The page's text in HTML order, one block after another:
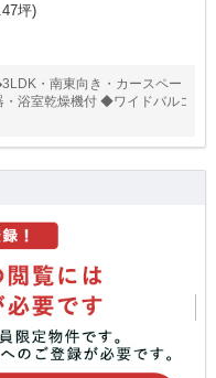
坪)
・南東向き・カースペー
浴室乾燥機付 ◆ワイドバルコ